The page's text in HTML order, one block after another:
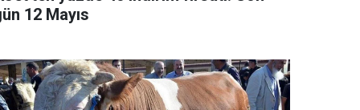
12 Mayıs